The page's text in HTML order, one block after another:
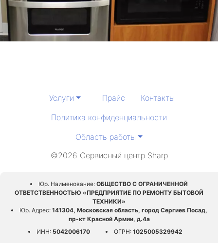
Услуги Прайс
Контакты
Политика конфиденциальности
Область работы
©2026 Сервисный центр Sharp
Юр. Наименование: ОБЩЕСТВО С ОГРАНИЧЕННОЙ
ОТВЕТСТВЕННОСТЬЮ «ПРЕДПРИЯТИЕ ПО РЕМОНТУ БЫТОВОЙ
ТЕХНИКИ»
Юр. Адрес:141304, Московская область, город Сергиев Посад,
пр-кт Красной Армии, д.4а
ИНН:5042006170 ОГРН:1025005329942